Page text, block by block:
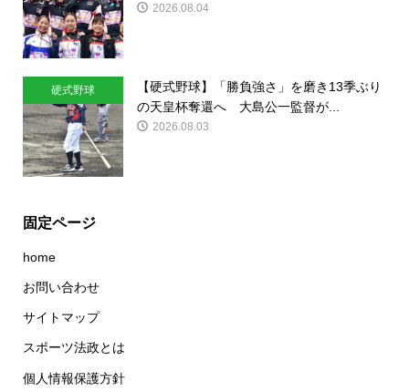
2026.08.04
硬式野球
【硬式野球】「勝負強さ」を磨き13季ぶり
の天皇杯奪還へ 大島公一監督が...
2026.08.03
固定ページ
home
お問い合わせ
サイトマップ
スポーツ法政とは
個人情報保護方針